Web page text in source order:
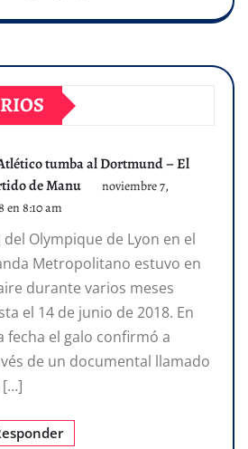
tumba al Dortmund – El
de Manu
noviembre 7,
en 8:10 am
Olympique de Lyon en el
Metropolitano estuvo en
durante varios meses
el 14 de junio de 2018. En
fecha el galo confirmó a
de un documental llamado
[…]